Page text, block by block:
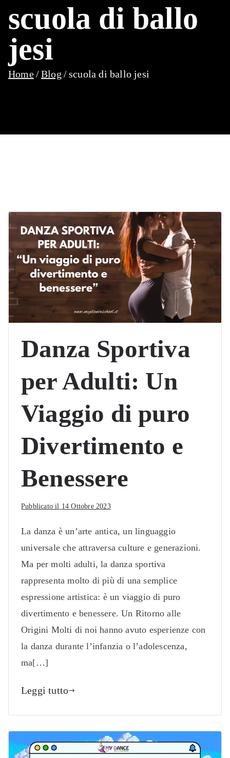
scuola di ballo
jesi
Home Blog scuola di ballo jesi
Danza Sportiva
per Adulti: Un
Viaggio di puro
Divertimento e
Benessere
Pubblicato il 14 Ottobre 2023
La danza è un’arte antica, un linguaggio
universale che attraversa culture e generazioni.
Ma per molti adulti, la danza sportiva
rappresenta molto di più di una semplice
espressione artistica: è un viaggio di puro
divertimento e benessere. Un Ritorno alle
Origini Molti di noi hanno avuto esperienze con
la danza durante l’infanzia o l’adolescenza,
ma[…]
Leggi tutto